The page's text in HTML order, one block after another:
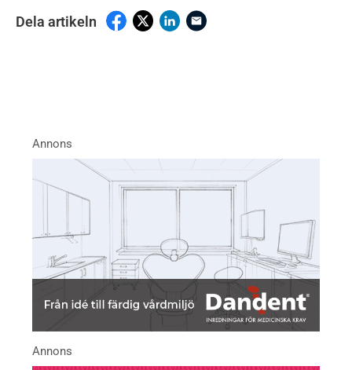
Dela artikeln